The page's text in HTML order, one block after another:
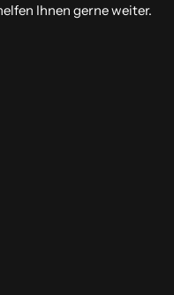
Ihnen gerne weiter.